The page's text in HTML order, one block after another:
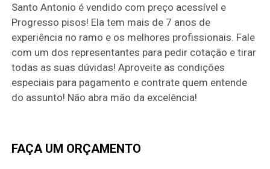
Santo Antonio é vendido com preço acessível e
Progresso pisos! Ela tem mais de 7 anos de
experiência no ramo e os melhores profissionais. Fale
com um dos representantes para pedir cotação e tirar
todas as suas dúvidas! Aproveite as condições
especiais para pagamento e contrate quem entende
do assunto! Não abra mão da excelência!
FAÇA UM ORÇAMENTO